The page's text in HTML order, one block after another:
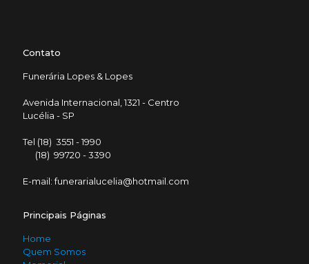
Contato
Funerária Lopes & Lopes
Avenida Internacional, 1321 - Centro
Lucélia - SP
Tel (18) 3551 - 1990
(18) 99720 - 3390
E-mail: funerarialucelia@hotmail.com
Principais Páginas
Home
Quem Somos